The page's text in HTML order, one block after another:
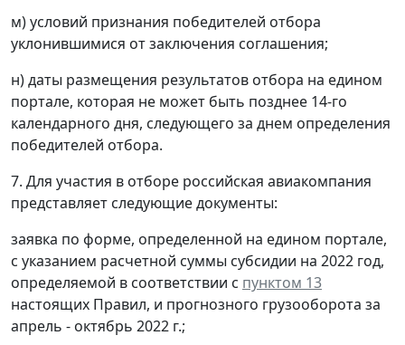
м) условий признания победителей отбора
уклонившимися от заключения соглашения;
н) даты размещения результатов отбора на едином
портале, которая не может быть позднее 14-го
календарного дня, следующего за днем определения
победителей отбора.
7. Для участия в отборе российская авиакомпания
представляет следующие документы:
заявка по форме, определенной на едином портале,
с указанием расчетной суммы субсидии на 2022 год,
определяемой в соответствии с пунктом 13
настоящих Правил, и прогнозного грузооборота за
апрель - октябрь 2022 г.;